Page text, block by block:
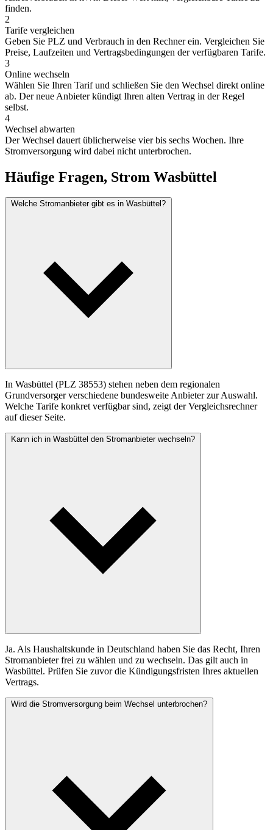
finden.
2
Tarife vergleichen
Geben Sie PLZ und Verbrauch in den Rechner ein. Vergleichen Sie
Preise, Laufzeiten und Vertragsbedingungen der verfügbaren Tarife.
3
Online wechseln
Wählen Sie Ihren Tarif und schließen Sie den Wechsel direkt online
ab. Der neue Anbieter kündigt Ihren alten Vertrag in der Regel
selbst.
4
Wechsel abwarten
Der Wechsel dauert üblicherweise vier bis sechs Wochen. Ihre
Stromversorgung wird dabei nicht unterbrochen.
Häufige Fragen, Strom Wasbüttel
Welche Stromanbieter gibt es in Wasbüttel?
In Wasbüttel (PLZ 38553) stehen neben dem regionalen
Grundversorger verschiedene bundesweite Anbieter zur Auswahl.
Welche Tarife konkret verfügbar sind, zeigt der Vergleichsrechner
auf dieser Seite.
Kann ich in Wasbüttel den Stromanbieter wechseln?
Ja. Als Haushaltskunde in Deutschland haben Sie das Recht, Ihren
Stromanbieter frei zu wählen und zu wechseln. Das gilt auch in
Wasbüttel. Prüfen Sie zuvor die Kündigungsfristen Ihres aktuellen
Vertrags.
Wird die Stromversorgung beim Wechsel unterbrochen?